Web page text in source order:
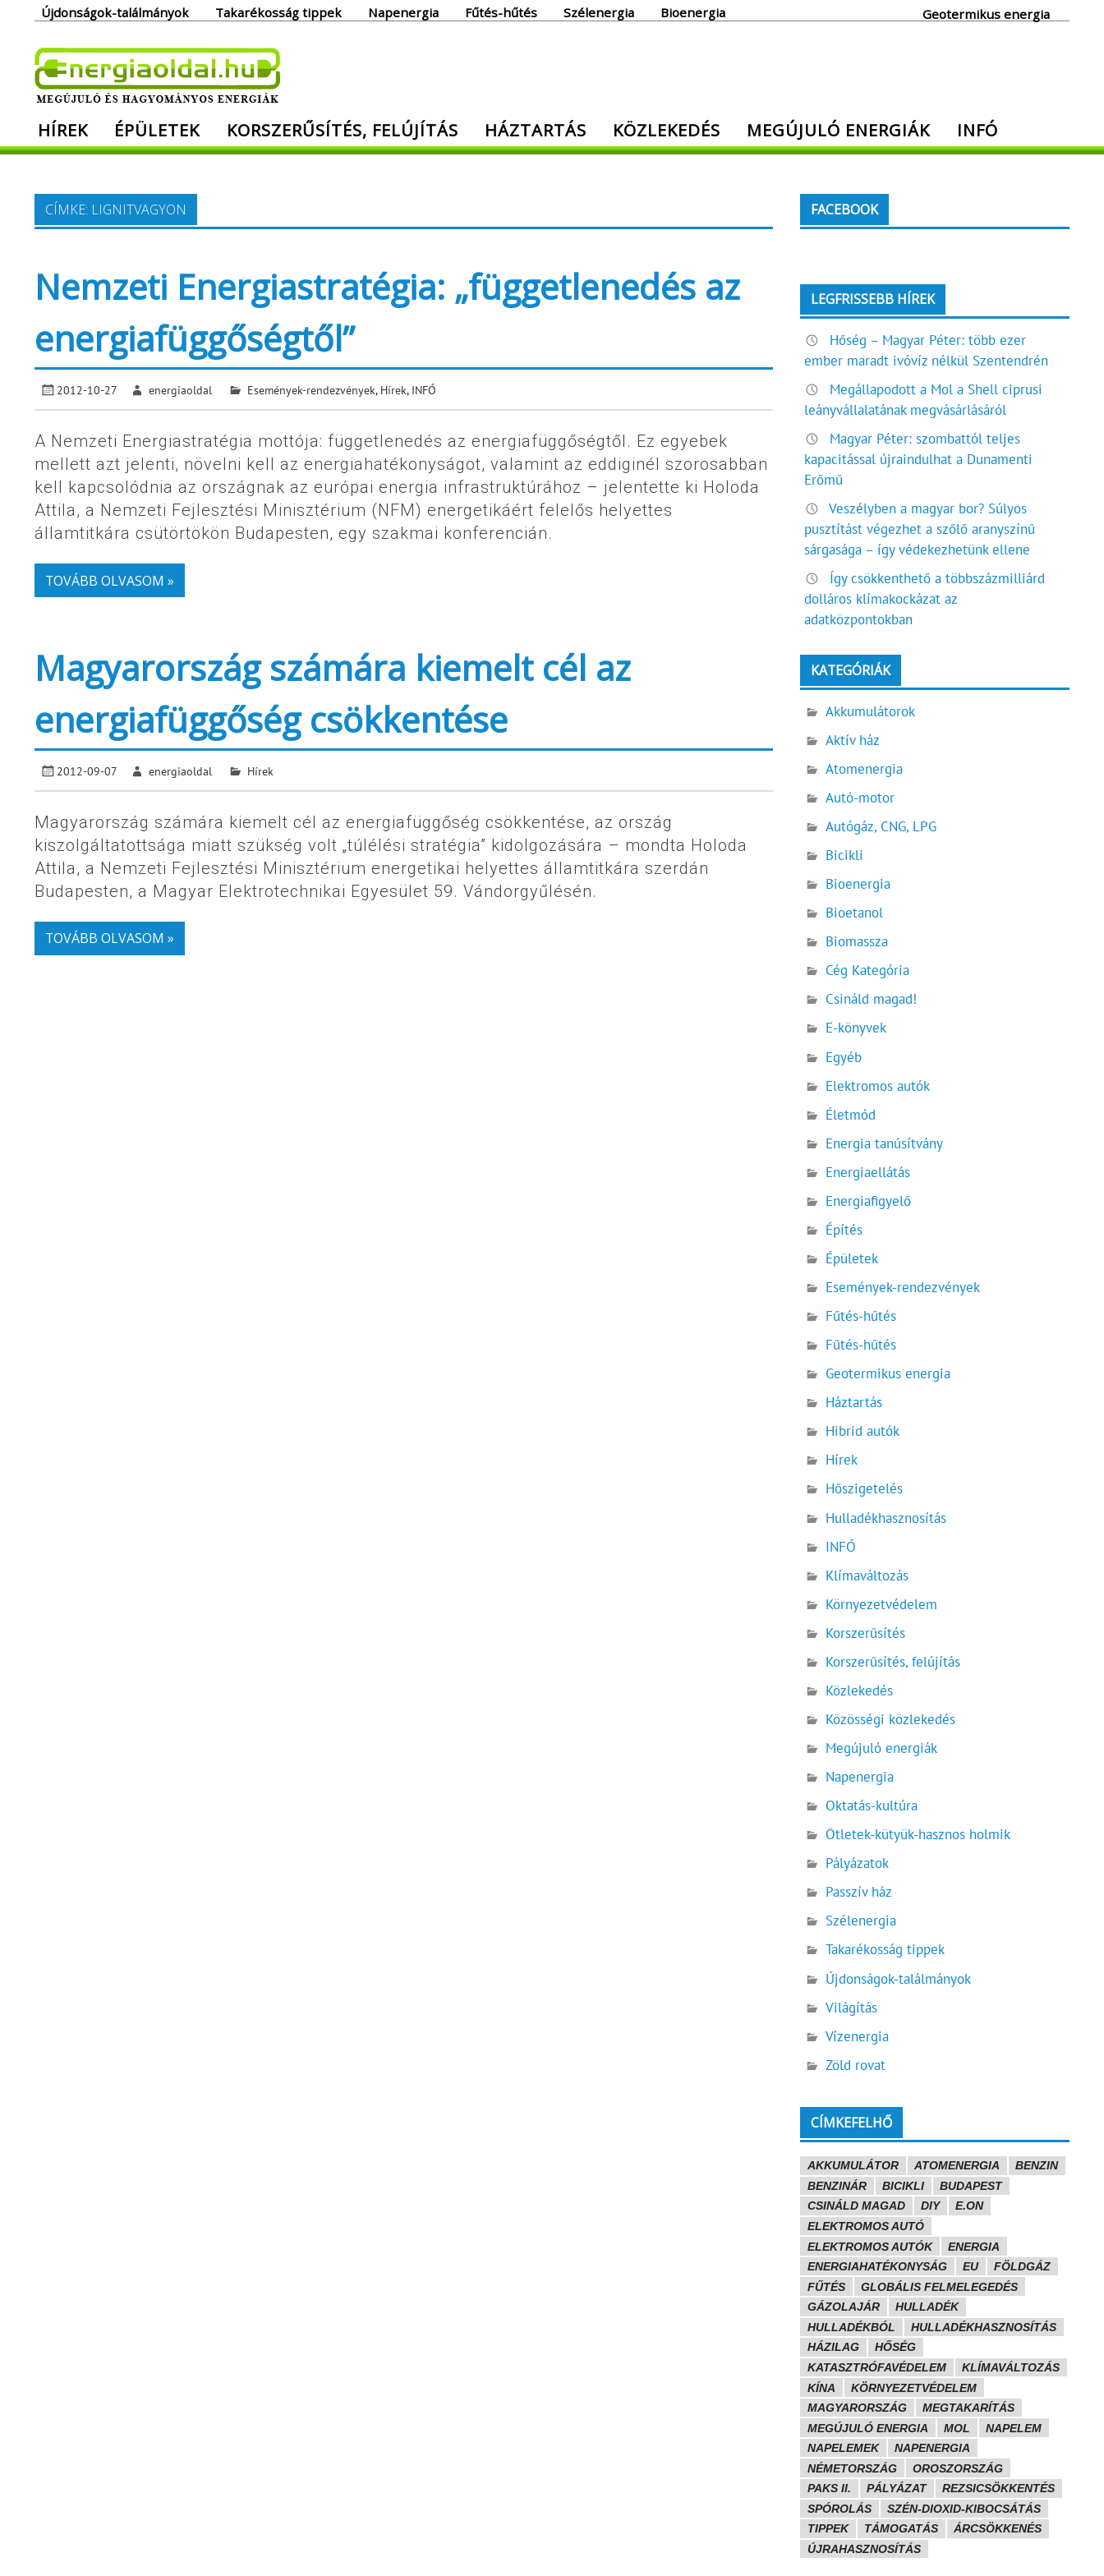
Újdonságok-találmányok Takarékosság tippek Napenergia Fűtés-hűtés Szélenergia Bioenergia Geotermikus energia
Megújuló és hagyományos energiák. Minden, ami energia!
HÍREK ÉPÜLETEK KORSZERŰSÍTÉS, FELÚJÍTÁS HÁZTARTÁS KÖZLEKEDÉS MEGÚJULÓ ENERGIÁK INFÓ
CÍMKE: LIGNITVAGYON
Nemzeti Energiastratégia: „függetlenedés az
energiafüggőségtől”
2012-10-27 energiaoldal Események-rendezvények, Hírek, INFÓ
A Nemzeti Energiastratégia mottója: függetlenedés az energiafüggőségtől. Ez egyebek
mellett azt jelenti, növelni kell az energiahatékonyságot, valamint az eddiginél szorosabban
kell kapcsolódnia az országnak az európai energia infrastruktúrához – jelentette ki Holoda
Attila, a Nemzeti Fejlesztési Minisztérium (NFM) energetikáért felelős helyettes
államtitkára csütörtökön Budapesten, egy szakmai konferencián.
TOVÁBB OLVASOM »
Magyarország számára kiemelt cél az
energiafüggőség csökkentése
2012-09-07 energiaoldal Hírek
Magyarország számára kiemelt cél az energiafüggőség csökkentése, az ország
kiszolgáltatottsága miatt szükség volt „túlélési stratégia” kidolgozására – mondta Holoda
Attila, a Nemzeti Fejlesztési Minisztérium energetikai helyettes államtitkára szerdán
Budapesten, a Magyar Elektrotechnikai Egyesület 59. Vándorgyűlésén.
TOVÁBB OLVASOM »
FACEBOOK
LEGFRISSEBB HÍREK
Hőség – Magyar Péter: több ezer
ember maradt ivóvíz nélkül Szentendrén
Megállapodott a Mol a Shell ciprusi
leányvállalatának megvásárlásáról
Magyar Péter: szombattól teljes
kapacitással újraindulhat a Dunamenti
Erőmű
Veszélyben a magyar bor? Súlyos
pusztítást végezhet a szőlő aranyszínű
sárgasága – így védekezhetünk ellene
Így csökkenthető a többszázmilliárd
dolláros klímakockázat az
adatközpontokban
KATEGÓRIÁK
Akkumulátorok
Aktív ház
Atomenergia
Autó-motor
Autógáz, CNG, LPG
Bicikli
Bioenergia
Bioetanol
Biomassza
Cég Kategória
Csináld magad!
E-könyvek
Egyéb
Elektromos autók
Életmód
Energia tanúsítvány
Energiaellátás
Energiafigyelő
Építés
Épületek
Események-rendezvények
Fűtés-hűtés
Fűtés-hűtés
Geotermikus energia
Háztartás
Hibrid autók
Hírek
Hőszigetelés
Hulladékhasznosítás
INFÓ
Klímaváltozás
Környezetvédelem
Korszerűsítés
Korszerűsítés, felújítás
Közlekedés
Közösségi közlekedés
Megújuló energiák
Napenergia
Oktatás-kultúra
Ötletek-kütyük-hasznos holmik
Pályázatok
Passzív ház
Szélenergia
Takarékosság tippek
Újdonságok-találmányok
Világítás
Vízenergia
Zöld rovat
CÍMKEFELHŐ
AKKUMULÁTOR ATOMENERGIA
BENZIN
BENZINÁR
BICIKLI
BUDAPEST
CSINÁLD MAGAD
DIY
E.ON
ELEKTROMOS AUTÓ
ELEKTROMOS AUTÓK
ENERGIA
ENERGIAHATÉKONYSÁG
EU
FÖLDGÁZ
FŰTÉS
GLOBÁLIS FELMELEGEDÉS
GÁZOLAJÁR
HULLADÉK
HULLADÉKBÓL
HULLADÉKHASZNOSÍTÁS
HÁZILAG
HŐSÉG
KATASZTRÓFAVÉDELEM
KLÍMAVÁLTOZÁS
KÍNA
KÖRNYEZETVÉDELEM
MAGYARORSZÁG
MEGTAKARÍTÁS
MEGÚJULÓ ENERGIA
MOL
NAPELEM
NAPELEMEK
NAPENERGIA
NÉMETORSZÁG
OROSZORSZÁG
PAKS II.
PÁLYÁZAT
REZSICSÖKKENTÉS
SPÓROLÁS
SZÉN-DIOXID-KIBOCSÁTÁS
TIPPEK
TÁMOGATÁS
ÁRCSÖKKENÉS
ÚJRAHASZNOSÍTÁS